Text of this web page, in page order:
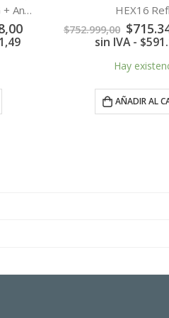
Combo Horno eléctrico HENG + Anafe eléctrico AENG
El
precio
HEX16
$752.999,00 El
precio
era:
$
sin IVA -$
Hay
AÑADIR AL